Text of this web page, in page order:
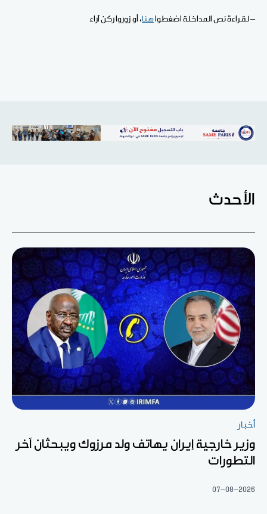
– لقراءة نص المداخلة اضغطوا هنا، أو زوروا ركن آراء
الأحدث
أخبار
وزير خارجية إيران يهاتف ولد مرزوك ويبحثان آخر
التطورات
07-08-2026